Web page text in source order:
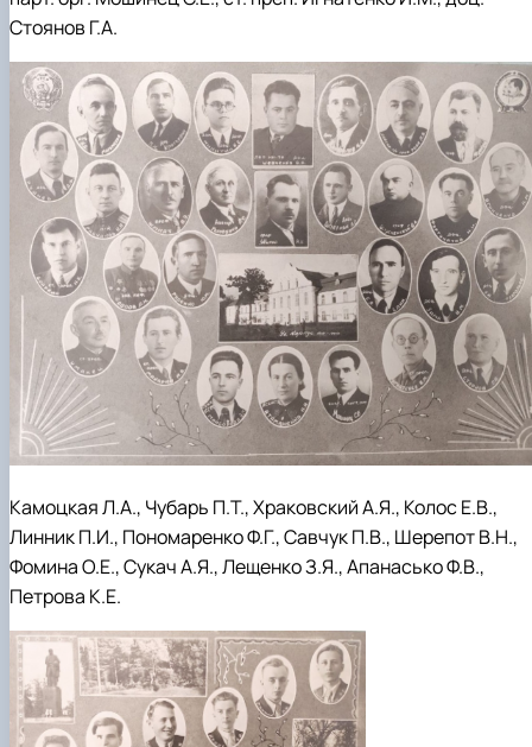
Стоянов Г.А.
Камоцкая Л.А., Чубарь П.Т., Храковский А.Я., Колос Е.В.,
Линник П.И., Пономаренко Ф.Г., Савчук П.В., Шерепот В.Н.,
Фомина О.Е., Сукач А.Я., Лещенко З.Я., Апанасько Ф.В.,
Петрова К.Е.